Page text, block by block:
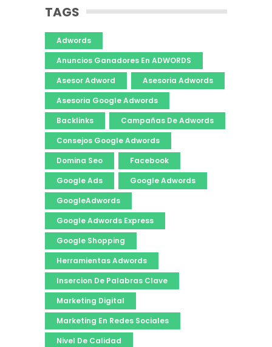
TAGS
Adwords
Anuncios Ganadores En ADWORDS
Asesor Adword
Asesoria Adwords
Asesoria Google Adwords
Backlinks
Campañas De Adwords
Consejos Google Adwords
Domina Seo
Facebook
Google Ads
Google Adwords
GoogleAdwords
Google Adwords Express
Google Shopping
Herramientas Adwords
Insercion De Palabras Clave
Marketing Digital
Marketing En Redes Sociales
Nivel De Calidad